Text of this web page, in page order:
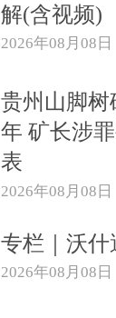
解(含视频)
2026年08月08日
贵州山脚树
年 矿长涉
表
2026年08月08日
专栏｜沃
2026年08月08日